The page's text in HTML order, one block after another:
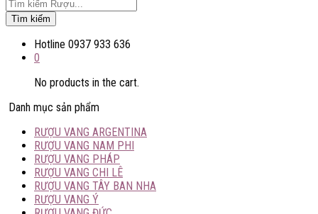
Tìm kiếm
Hotline 0937 933 636
0
No products in the cart.
Danh mục sản phẩm
RƯỢU VANG ARGENTINA
RƯỢU VANG NAM PHI
RƯỢU VANG PHÁP
RƯỢU VANG CHI LÊ
RƯỢU VANG TÂY BAN NHA
RƯỢU VANG Ý